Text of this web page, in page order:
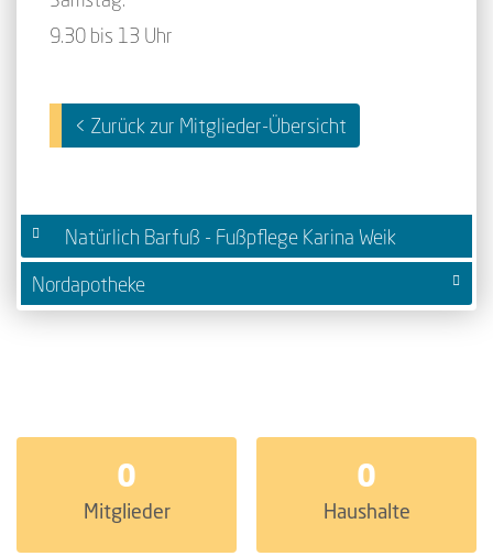
9.30 bis 13 Uhr
< Zurück zur Mitglieder-Übersicht
Natürlich Barfuß - Fußpflege Karina Weik
Nordapotheke
0
Mitglieder
0
Haushalte